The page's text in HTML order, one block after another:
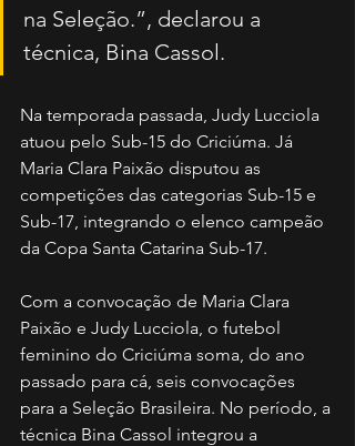
na Seleção.”, declarou a
técnica, Bina Cassol.
Na temporada passada, Judy Lucciola
atuou pelo Sub-15 do Criciúma. Já
Maria Clara Paixão disputou as
competições das categorias Sub-15 e
Sub-17, integrando o elenco campeão
da Copa Santa Catarina Sub-17.
Com a convocação de Maria Clara
Paixão e Judy Lucciola, o futebol
feminino do Criciúma soma, do ano
passado para cá, seis convocações
para a Seleção Brasileira. No período, a
técnica Bina Cassol integrou a